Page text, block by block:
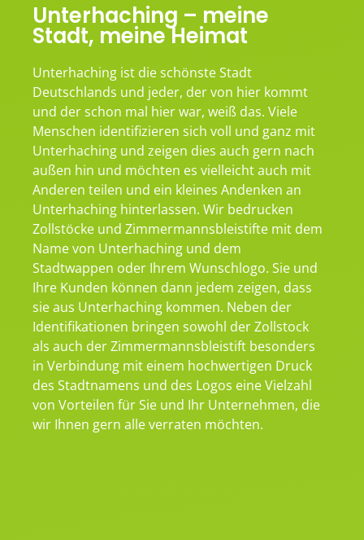
Unterhaching – meine
Stadt, meine Heimat
Unterhaching ist die schönste Stadt
Deutschlands und jeder, der von hier kommt
und der schon mal hier war, weiß das. Viele
Menschen identifizieren sich voll und ganz mit
Unterhaching und zeigen dies auch gern nach
außen hin und möchten es vielleicht auch mit
Anderen teilen und ein kleines Andenken an
Unterhaching hinterlassen. Wir bedrucken
Zollstöcke und Zimmermannsbleistifte mit dem
Name von Unterhaching und dem
Stadtwappen oder Ihrem Wunschlogo. Sie und
Ihre Kunden können dann jedem zeigen, dass
sie aus Unterhaching kommen. Neben der
Identifikationen bringen sowohl der Zollstock
als auch der Zimmermannsbleistift besonders
in Verbindung mit einem hochwertigen Druck
des Stadtnamens und des Logos eine Vielzahl
von Vorteilen für Sie und Ihr Unternehmen, die
wir Ihnen gern alle verraten möchten.